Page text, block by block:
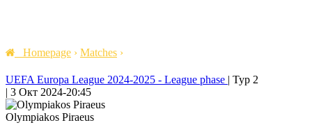
Homepage › Matches ›
UEFA Europa League 2024-2025 - League phase | Тур 2
| 3 Окт 2024-20:45
Olympiakos Piraeus